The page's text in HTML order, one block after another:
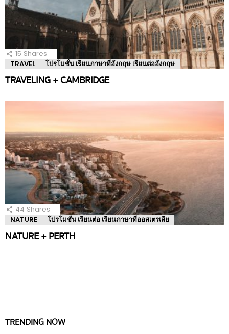
15 Shares
TRAVEL
โปรโมชั่น เรียนภาษาที่อังกฤษ เรียนต่ออังกฤษ
TRAVELING + CAMBRIDGE
44 Shares
NATURE
โปรโมชั่น เรียนต่อ เรียนภาษาที่ออสเตรเลีย
NATURE + PERTH
TRENDING NOW